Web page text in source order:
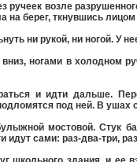
ручеек возле
на берег, ткнувшись
ни рукой, ни ногой. У
ногами в холодном
и идти дальше.
под ней. В ушах
мостовой. Стук
идут сами: раз-два-три,